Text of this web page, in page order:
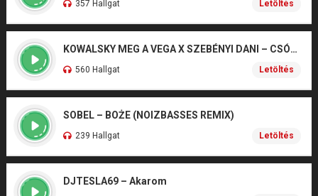
357 Hallgat Letöltés
KOWALSKY MEG A VEGA X SZEBÉNYI DANI – CSÓNAK
560 Hallgat Letöltés
SOBEL – BOŻE (NOIZBASSES REMIX)
239 Hallgat Letöltés
DJTESLA69 – Akarom